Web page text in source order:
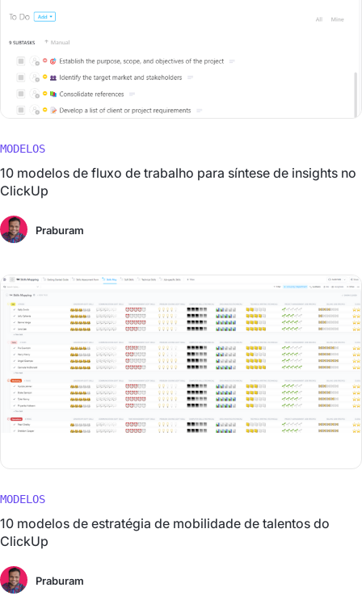
MODELOS
10 modelos de fluxo de trabalho para síntese de insights no
ClickUp
Praburam
MODELOS
10 modelos de estratégia de mobilidade de talentos do
ClickUp
Praburam